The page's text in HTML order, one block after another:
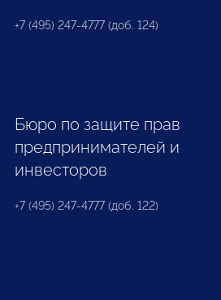
+7 (495) 247-4777 (доб. 124)
Бюро по защите прав
предпринимателей и
инвесторов
+7 (495) 247-4777 (доб. 122)